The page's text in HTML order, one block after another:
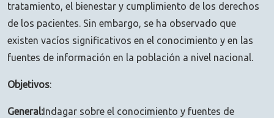
tratamiento, el bienestar y cumplimiento de los derechos
de los pacientes. Sin embargo, se ha observado que
existen vacíos significativos en el conocimiento y en las
fuentes de información en la población a nivel nacional.
Objetivos:
General:Indagar sobre el conocimiento y fuentes de